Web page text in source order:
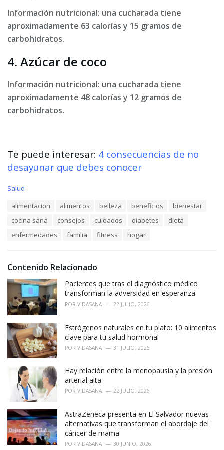
Información nutricional: una cucharada tiene
aproximadamente 63 calorías y 15 gramos de
carbohidratos.
4. Azúcar de coco
Información nutricional: una cucharada tiene
aproximadamente 48 calorías y 12 gramos de
carbohidratos.
Te puede interesar: 4 consecuencias de no
desayunar que debes conocer
C
s
:
Salud
alimentacion alimentos belleza beneficios
bienestar
cocina sana
consejos cuidados diabetes
dieta
enfermedades
familia fitness hogar
Contenido Relacionado
Pacientes que tras el diagnóstico médico
transforman la adversidad en esperanza
POR VIDASANA 22 JULIO, 2026
Estrógenos naturales en tu plato: 10 alimentos
clave para tu salud hormonal
POR VIDASANA 31 JULIO, 2026
Hay relación entre la menopausia y la presión
arterial alta
POR VIDASANA 22 JULIO, 2026
AstraZeneca presenta en El Salvador nuevas
alternativas que transforman el abordaje del
cáncer de mama
POR VIDASANA 30 JUNIO, 2026